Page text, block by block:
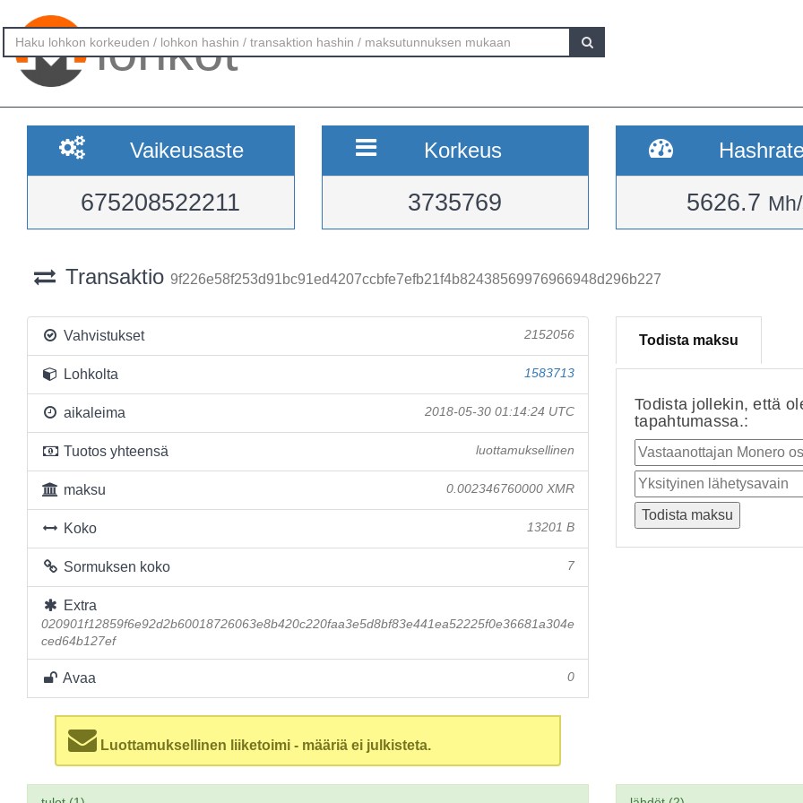
lohkot
Vaikeusaste
675208522211
Korkeus
3735769 5626.7
Transaktio 9f226e58f253d91bc91ed4207ccbfe7efb21f4b82438569976966948d296b227
Vahvistukset 2152056
Lohkolta 1583713
aikaleima 2018-05-30 01:14:24 UTC
Tuotos yhteensä luottamuksellinen
maksu 0.002346760000 XMR
Koko 13201 B
Sormuksen koko 7
Extra
020901f12859f6e92d2b60018726063e8b420c220faa3e5d8bf83e441ea52225f0e36681a304e
ced64b127ef
Avaa 0
Luottamuksellinen liiketoimi - määriä ei julkisteta.
Todista maksu
Todista jollekin, että
tapahtumassa.: